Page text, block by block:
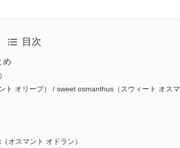
目次
め
ト オリーブ） / sweet osmanthus（スウィート オスマ
オスマント オドラン）